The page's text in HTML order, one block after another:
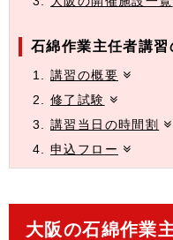
石綿作業主任者講
講習の概要
修了試験
講習当日の時間割
申込フロー
大阪の石綿作業